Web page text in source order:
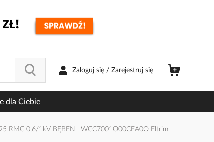
Zaloguj się / Zarejestruj się
dla Ciebie
RMC 0,6/1kV BĘBEN | WCC7001O00CEA0O Eltrim